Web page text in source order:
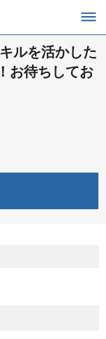
ルを活かした
お待ちしてお